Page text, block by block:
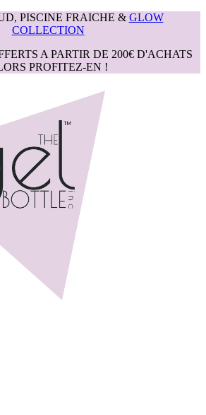
PISCINE FRAICHE & GLOW
COLLECTION
A PARTIR DE 200€ D'ACHATS
PROFITEZ-EN !